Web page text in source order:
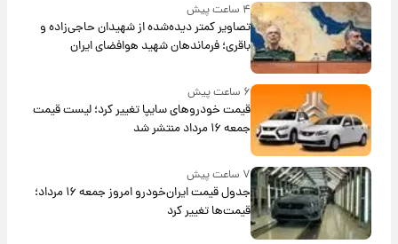
۴ ساعت پیش
تصاویر کمتر دیده‌شده از شهیدان حاجی‌زاده و
باقری؛ فرماندهان شهید هوافضای ایران
۶ ساعت پیش
قیمت خودروهای سایپا تغییر کرد؛ لیست قیمت
جمعه ۱۶ مرداد منتشر شد
۷ ساعت پیش
جدول قیمت ایران‌خودرو امروز جمعه ۱۶ مرداد؛
قیمت‌ها تغییر کرد